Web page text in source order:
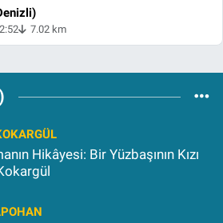
7.02 km
Hikâyesi: Bir Yüzbaşının Kızı